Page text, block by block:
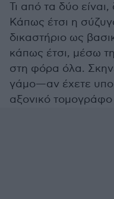
Τι από τα δύο
Κάπως έτσι η
δικαστήριο ως
κάπως έτσι, μέσω
στη φόρα όλα.
γάμο—αν έχετε
αξονικό